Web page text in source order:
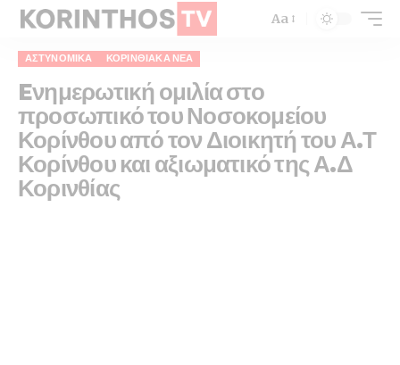
Aa
ΑΣΤΥΝΟΜΙΚΆ ΚΟΡΙΝΘΙΑΚΆ ΝΈΑ
Eνημερωτική ομιλία στο
προσωπικό του Νοσοκομείου
Κορίνθου από τον Διοικητή του Α.Τ
Κορίνθου και αξιωματικό της Α.Δ
Κορινθίας